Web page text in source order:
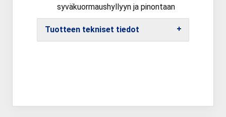
syväkuormaushyllyyn ja pinontaan
Tuotteen tekniset tiedot